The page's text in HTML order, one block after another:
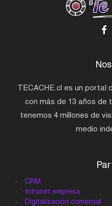
TECACHE.cl es un portal
con más de 13 años de
tenemos 4 millones de
medio
CRM
Intranet empresa
Digitalización comercial